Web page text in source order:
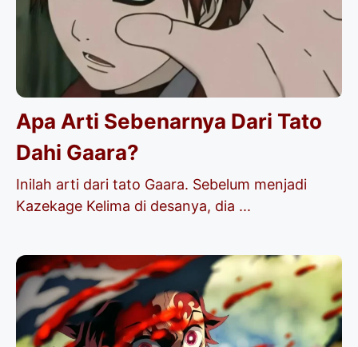
Apa Arti Sebenarnya Dari Tato
Dahi Gaara?
Inilah arti dari tato Gaara. Sebelum menjadi
Kazekage Kelima di desanya, dia ...